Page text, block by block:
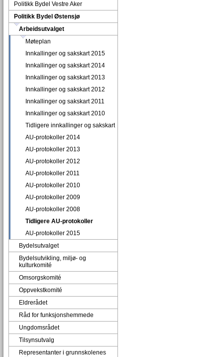
Politikk Bydel Vestre Aker
Politikk Bydel Østensjø
Arbeidsutvalget
Møteplan
Innkallinger og sakskart 2015
Innkallinger og sakskart 2014
Innkallinger og sakskart 2013
Innkallinger og sakskart 2012
Innkallinger og sakskart 2011
Innkallinger og sakskart 2010
Tidligere innkallinger og sakskart
AU-protokoller 2014
AU-protokoller 2013
AU-protokoller 2012
AU-protokoller 2011
AU-protokoller 2010
AU-protokoller 2009
AU-protokoller 2008
Tidligere AU-protokoller
AU-protokoller 2015
Bydelsutvalget
Bydelsutvikling, miljø- og
kulturkomité
Omsorgskomité
Oppvekstkomité
Eldrerådet
Råd for funksjonshemmede
Ungdomsrådet
Tilsynsutvalg
Representanter i grunnskolenes